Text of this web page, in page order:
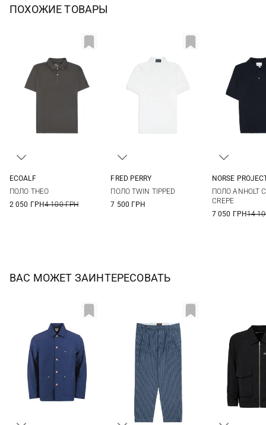
ПОХОЖИЕ ТОВАРЫ
ECOALF
ПОЛО THEO
2 050 ГРН4 100 ГРН
FRED PERRY
ПОЛО TWIN TIPPED
7 500 ГРН
NORSE
ПОЛО ANHOLT
CREPE
7 050 ГРН14
ВАС МОЖЕТ ЗАИНТЕРЕСОВАТЬ